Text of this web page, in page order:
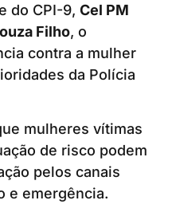
do CPI-9, Cel PM
Filho, o
contra a mulher
da Polícia
mulheres vítimas
de risco podem
pelos canais
e emergência.